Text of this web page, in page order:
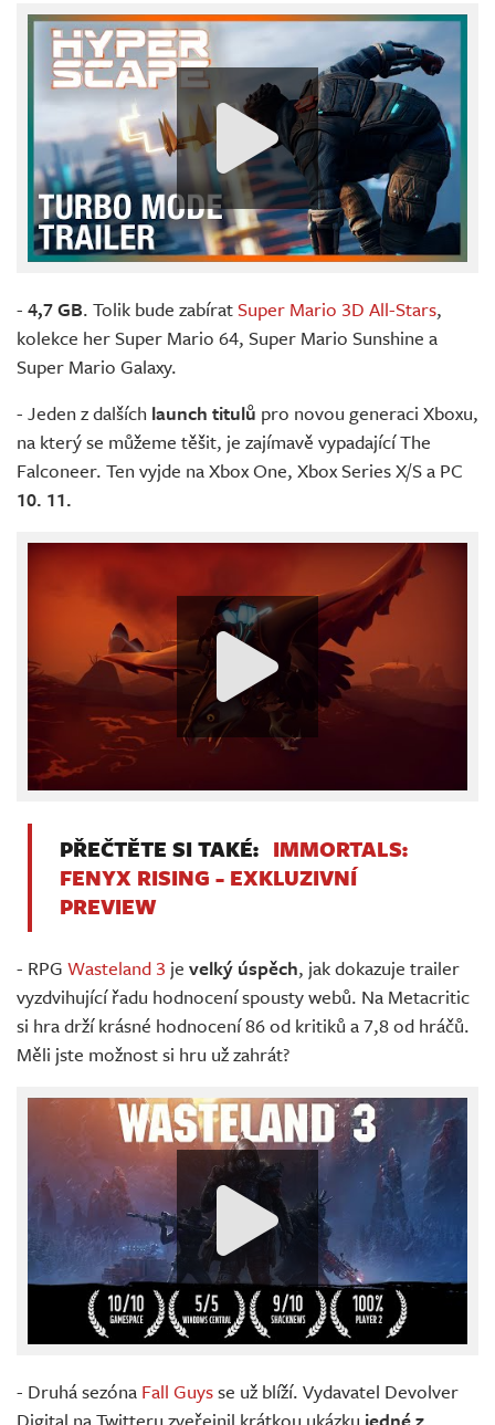
- 4,7 GB. Tolik bude zabíratSuper Mario 3D All-Stars,
kolekce her Super Mario 64, Super Mario Sunshine a
Super Mario Galaxy.
- Jeden z dalších launch titulů pro novou generaci Xboxu,
na který se můžeme těšit, je zajímavě vypadající The
Falconeer. Ten vyjde na Xbox One, Xbox Series X/S a PC
10. 11.
PŘEČTĚTE SI TAKÉ: IMMORTALS:
FENYX RISING - EXKLUZIVNÍ
PREVIEW
- RPG Wasteland 3 je velký úspěch, jak dokazuje trailer
vyzdvihující řadu hodnocení spousty webů. Na Metacritic
si hra drží krásné hodnocení 86 od kritiků a 7,8 od hráčů.
Měli jste možnost si hru už zahrát?
- Druhá sezóna Fall Guysse už blíží. Vydavatel Devolver